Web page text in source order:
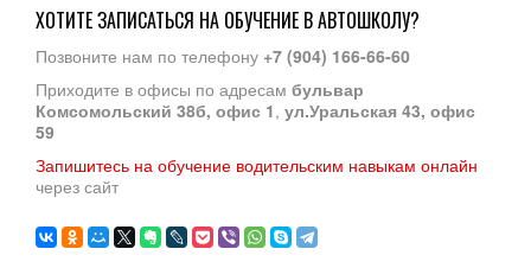
ХОТИТЕ ЗАПИСАТЬСЯ НА ОБУЧЕНИЕ В АВТОШКОЛУ?
Позвоните нам по телефону +7 (904) 166-66-60
Приходите в офисы по адресам бульвар
Комсомольский 38б, офис 1, ул.Уральская 43, офис
59
Запишитесь на обучение водительским навыкам онлайн
через сайт